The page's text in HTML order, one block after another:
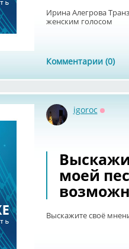
Ирина Алегрова
женским голосом
Комментарии (0)
igoroc
моей
Выскажите своё